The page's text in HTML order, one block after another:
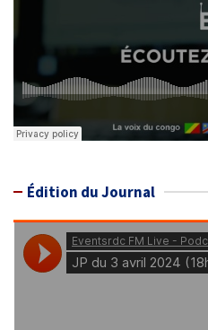
Édition du Journal